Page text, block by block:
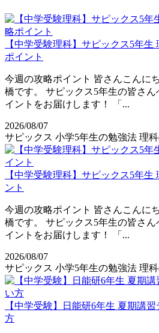
【中学受験理科】サピックス5年
ポイント
今週の攻略ポイント 皆さんこんに
橋です。 サピックス5年生の皆さ
イントをお届けします！ 「...
2026/08/07
サピックス 小学5年生の勉強法 理
【中学受験理科】サピックス5年生
ント
今週の攻略ポイント 皆さんこんに
橋です。 サピックス5年生の皆さ
イントをお届けします！ 「...
2026/08/07
サピックス 小学5年生の勉強法 理
【中学受験】日能研6年生 夏期講
方